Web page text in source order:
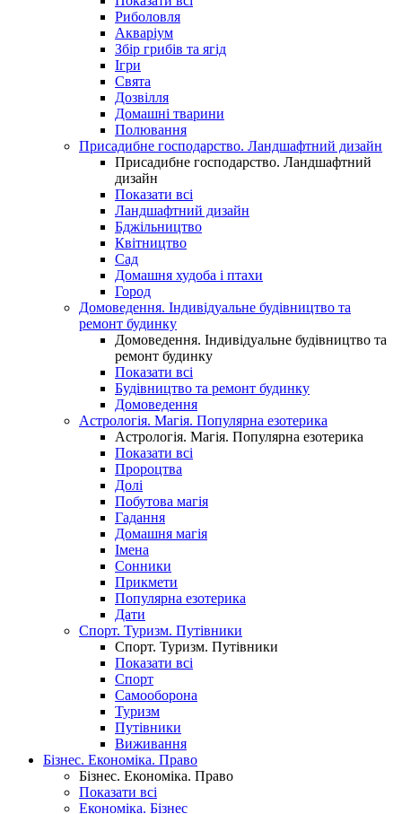
Риболовля
Акваріум
Збір грибів та ягід
Ігри
Свята
Дозвілля
Домашні тварини
Полювання
Присадибне господарство. Ландшафтний дизайн
Присадибне господарство. Ландшафтний
дизайн
Показати всі
Ландшафтний дизайн
Бджільництво
Квітництво
Сад
Домашня худоба і птахи
Город
Домоведення. Індивідуальне будівництво та
ремонт будинку
Домоведення. Індивідуальне будівництво та
ремонт будинку
Показати всі
Будівництво та ремонт будинку
Домоведення
Астрологія. Магія. Популярна езотерика
Астрологія. Магія. Популярна езотерика
Показати всі
Пророцтва
Долі
Побутова магія
Гадання
Домашня магія
Імена
Сонники
Прикмети
Популярна езотерика
Дати
Спорт. Туризм. Путівники
Спорт. Туризм. Путівники
Показати всі
Спорт
Самооборона
Туризм
Путівники
Виживання
Бізнес. Економіка. Право
Бізнес. Економіка. Право
Показати всі
Економіка. Бізнес